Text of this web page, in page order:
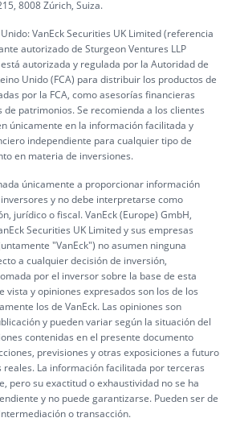
8008 Zúrich, Suiza.
VanEck Securities UK Limited (referencia
autorizado de Sturgeon Ventures LLP
autorizada y regulada por la Autoridad de
Unido (FCA) para distribuir los productos de
por la FCA, como asesorías financieras
patrimonios. Se recomienda a los clientes
únicamente en la información facilitada y
independiente para cualquier tipo de
en materia de inversiones.
únicamente a proporcionar información
y no debe interpretarse como
jurídico o fiscal. VanEck (Europe) GmbH,
Securities UK Limited y sus empresas
"VanEck") no asumen ninguna
a cualquier decisión de inversión,
por el inversor sobre la base de esta
vista y opiniones expresados son los de los
los de VanEck. Las opiniones son
y pueden variar según la situación del
contenidas en el presente documento
previsiones y otras exposiciones a futuro
La información facilitada por terceras
pero su exactitud o exhaustividad no se ha
y no puede garantizarse. Pueden ser de
o transacción.